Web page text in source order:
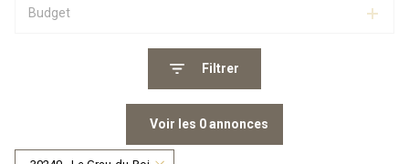
Budget
Filtrer
Voir les 0annonces